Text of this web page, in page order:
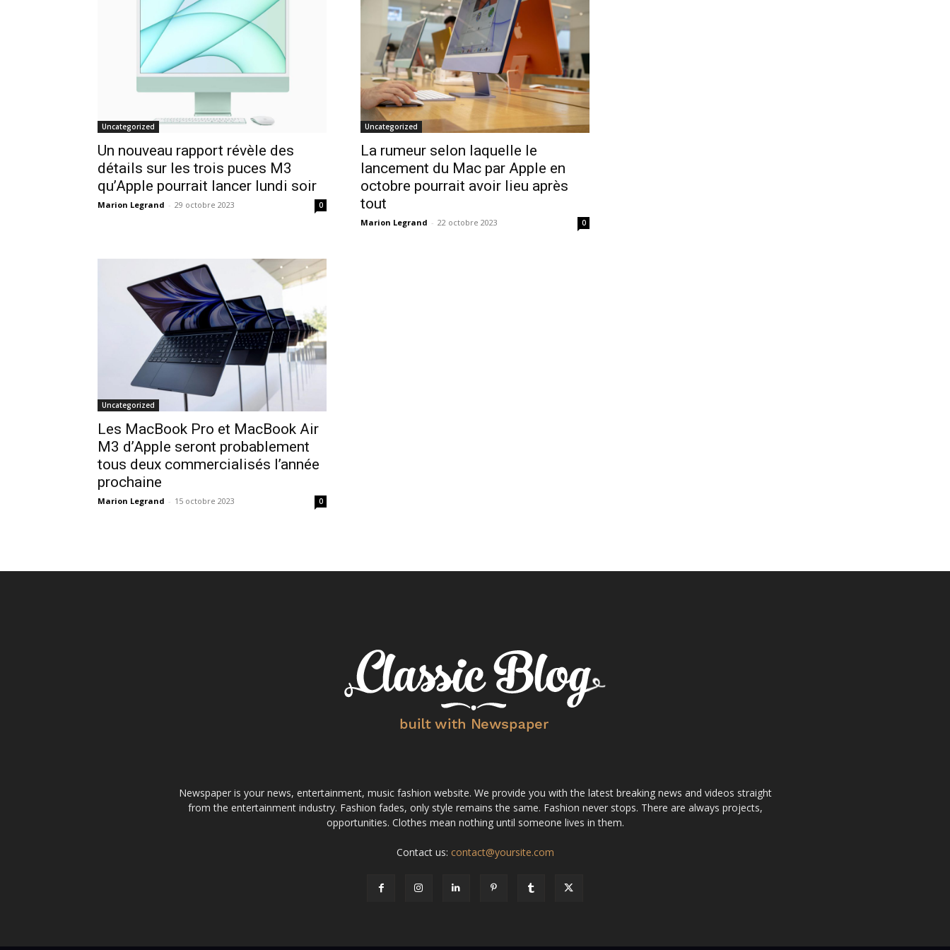
Uncategorized
Un nouveau rapport révèle des
détails sur les trois puces M3
qu’Apple pourrait lancer lundi soir
Marion Legrand - 29 octobre 2023 0
Uncategorized
La rumeur selon laquelle le
lancement du Mac par Apple en
octobre pourrait avoir lieu après
tout
Marion Legrand - 22 octobre 2023 0
Uncategorized
Les MacBook Pro et MacBook Air
M3 d’Apple seront probablement
tous deux commercialisés l’année
prochaine
Marion Legrand - 15 octobre 2023 0
Newspaper is your news, entertainment, music fashion website. We provide you with the latest breaking news and videos straight
from the entertainment industry. Fashion fades, only style remains the same. Fashion never stops. There are always projects,
opportunities. Clothes mean nothing until someone lives in them.
Contact us: contact@yoursite.com